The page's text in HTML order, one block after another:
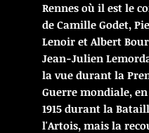
Rennes où il est le
de Camille Godet,
Lenoir et Albert
Jean-Julien
la vue durant la
Guerre mondiale,
1915 durant la
l'Artois, mais la